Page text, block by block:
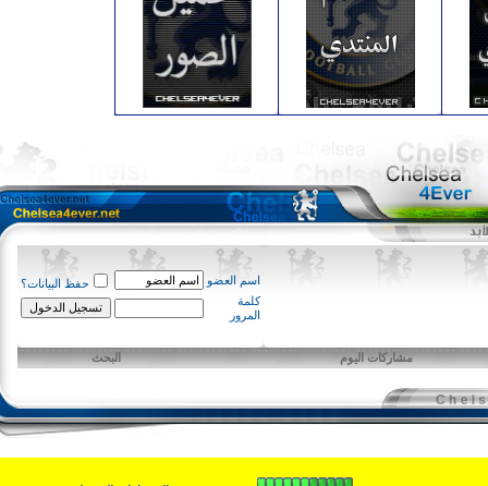
اسم العضو
حفظ البيانات؟
كلمة
المرور
مشاركات اليوم البحث